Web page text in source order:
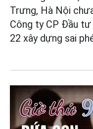
Trưng, Hà Nội
Công ty CP Đầu
22 xây dựng sai